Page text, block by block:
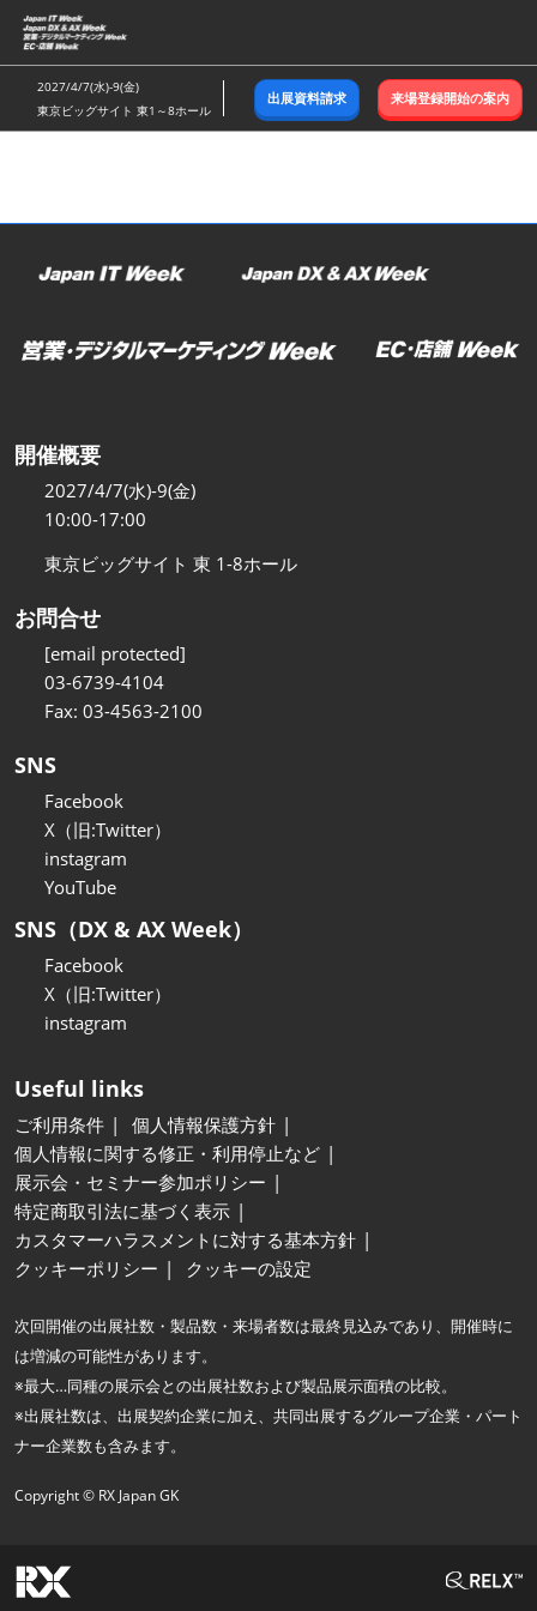
ス
キ
ッ
し
む
2027/4/7(水)-9(金)
東京ビッグサイト 東1～8ホール
出展資料請求 来場登録開始の案内
開催概要
2027/4/7(水)-9(金)
10:00-17:00
東京ビッグサイト 東 1-8ホール
お問合せ
[email protected]
03-6739-4104
Fax: 03-4563-2100
SNS
Facebook
X（旧:Twitter）
instagram
YouTube
SNS（DX & AX Week）
Facebook
X（旧:Twitter）
instagram
Useful links
ご利用条件
個人情報保護方針
個人情報に関する修正・利用停止など
展示会・セミナー参加ポリシー
特定商取引法に基づく表示
カスタマーハラスメントに対する基本方針
クッキーポリシー
クッキーの設定
次回開催の出展社数・製品数・来場者数は最終見込みであり、開催時に
は増減の可能性があります。
※最大…同種の展示会との出展社数および製品展示面積の比較。
※出展社数は、出展契約企業に加え、共同出展するグループ企業・パート
ナー企業数も含みます。
Copyright © RX Japan GK